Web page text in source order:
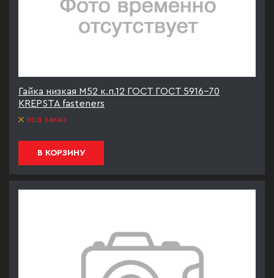
Гайка низкая М52 к.п.12 ГОСТ ГОСТ 5916-70
KREPSTA fasteners
под заказ
В КОРЗИНУ